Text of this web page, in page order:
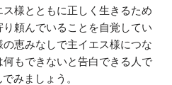
様とともに正しく生きるため
頼んでいることを自覚してい
恵みなしで主イエス様につな
もできないと告白できる人で
みましょう。